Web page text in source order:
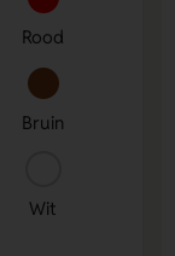
Rood
Bruin
Wit